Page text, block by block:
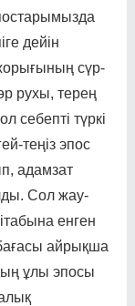
дейін
сүр­
рухы, терең
се­бепті түркі
теңіз эпос
адамзат
Сол жау­
енген
айрықша
ұлы эпосы